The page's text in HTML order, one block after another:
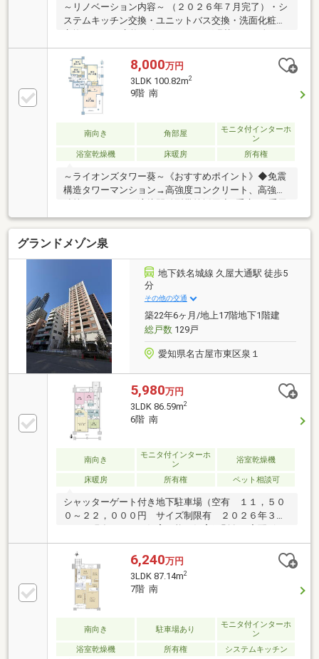
～リノベーション内容～ （２０２６年７月完了）・シ
ステムキッチン交換・ユニットバス交換・洗面化粧台
交換 ・トイレ交換・全フローリング張替 ・全クロ
ス貼替・床フロアタイル張替（玄関、洗面室、トイ
レ） ・建具交換・ガス給湯器交換・網戸張替・鍵交
換（お引渡し前）・エアコン設置（リビングダイニン
グ）・・・等
8,000万円
3LDK 100.82m2
9階 南
南向き 角部屋
モニタ付インターホ
ン
浴室乾燥機
床暖房 所有権
～ライオンズタワー葵～《おすすめポイント》◆免震
構造タワーマンション→高強度コンクリート、高強度
鉄筋（SD490）、溶接閉鎖型帯筋採用◆2重床・2重天
井採用。約3.16m2以上の階高と逆梁ハイサッシ工法を
採用しており、ワイドスパンな造りのため日当たり良
好◆スカイラウンジあり（有償）→19階部分 ご友人と
パーティー等は如何でしょうか◆ペット飼育可（※規
約参照）→大切なご家族の一員と一緒に都心のタワー
マンションライフを如何でしょうか《アクセス》・地
下鉄桜通線「車道」駅まで徒歩5分・地下鉄桜通線
「高岳」駅まで徒歩9分・地下鉄東山線「新栄町」駅
まで徒歩9分
グランドメゾン泉
地下鉄名城線 久屋大通駅 徒歩5
分
その他の交通
築22年6ヶ月/地上17階地下1階建
総戸数129戸
愛知県名古屋市東区泉１
5,980万円
3LDK 86.59m2
6階 南
南向き
モニタ付インターホ
ン
浴室乾燥機
床暖房 所有権 ペット相談可
シャッターゲート付き地下駐車場（空有 １１，５０
０～２２，０００円 サイズ制限有 ２０２６年３月
クスコンシェルジュサービスシェアサイクルサービス
リビングダイニングのサッシはコーナーサッシとなっ
ており、多くの明かりを享受します。リビングダイニ
ングには足元からお部屋全体を温める床暖房付対面型
キッチンには食洗機付き１４１８サイズの浴室には暖
房乾燥機、追い焚き機能付です。収納力に長けた玄関
収納が多くございます。
6,240万円
3LDK 87.14m2
7階 南
南向き 駐車場あり
モニタ付インターホ
ン
浴室乾燥機
所有権 システムキッチン